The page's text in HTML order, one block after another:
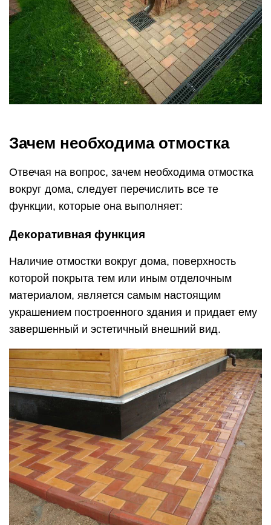
Зачем необходима отмостка
Отвечая на вопрос, зачем необходима отмостка
вокруг дома, следует перечислить все те
функции, которые она выполняет:
Декоративная функция
Наличие отмостки вокруг дома, поверхность
которой покрыта тем или иным отделочным
материалом, является самым настоящим
украшением построенного здания и придает ему
завершенный и эстетичный внешний вид.